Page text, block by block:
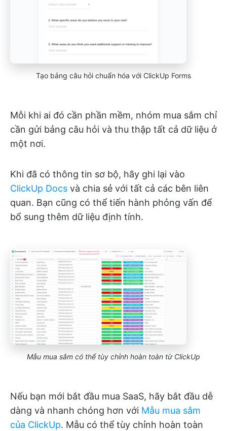
Tạo bảng câu hỏi chuẩn hóa với ClickUp Forms
Mỗi khi ai đó cần phần mềm, nhóm mua sắm chỉ
cần gửi bảng câu hỏi và thu thập tất cả dữ liệu ở
một nơi.
Khi đã có thông tin sơ bộ, hãy ghi lại vào
ClickUp Docs và chia sẻ với tất cả các bên liên
quan. Bạn cũng có thể tiến hành phỏng vấn để
bổ sung thêm dữ liệu định tính.
Mẫu mua sắm có thể tùy chỉnh hoàn toàn từ ClickUp
Nếu bạn mới bắt đầu mua SaaS, hãy bắt đầu dễ
dàng và nhanh chóng hơn với Mẫu mua sắm
của ClickUp. Mẫu có thể tùy chỉnh hoàn toàn